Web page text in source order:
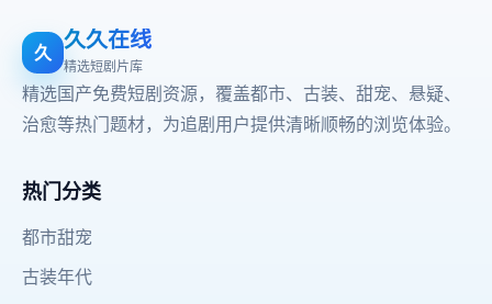
久 久久在线
精选短剧片库
精选国产免费短剧资源，覆盖都市、古装、甜宠、悬疑、
治愈等热门题材，为追剧用户提供清晰顺畅的浏览体验。
热门分类
都市甜宠
古装年代